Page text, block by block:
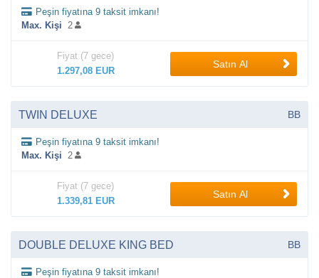
Peşin fiyatına 9 taksit imkanı!
Max. Kişi 2
Fiyat (7 gece)
1.297,08 EUR
Satın Al
TWIN DELUXE BB
Peşin fiyatına 9 taksit imkanı!
Max. Kişi 2
Fiyat (7 gece)
1.339,81 EUR
Satın Al
DOUBLE DELUXE KING BED BB
Peşin fiyatına 9 taksit imkanı!